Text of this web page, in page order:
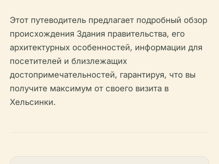
Этот путеводитель предлагает подробный обзор
происхождения Здания правительства, его
архитектурных особенностей, информации для
посетителей и близлежащих
достопримечательностей, гарантируя, что вы
получите максимум от своего визита в
Хельсинки.